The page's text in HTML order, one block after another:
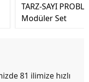
TARZ-SAYI
Modüler Set
81 ilimize hızlı